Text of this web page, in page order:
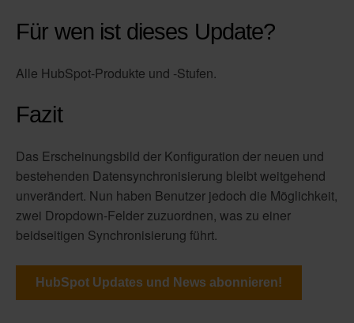
Für wen ist dieses Update?
Alle HubSpot-Produkte und -Stufen.
Fazit
Das Erscheinungsbild der Konfiguration der neuen und
bestehenden Datensynchronisierung bleibt weitgehend
unverändert. Nun haben Benutzer jedoch die Möglichkeit,
zwei Dropdown-Felder zuzuordnen, was zu einer
beidseitigen Synchronisierung führt.
HubSpot Updates und News abonnieren!